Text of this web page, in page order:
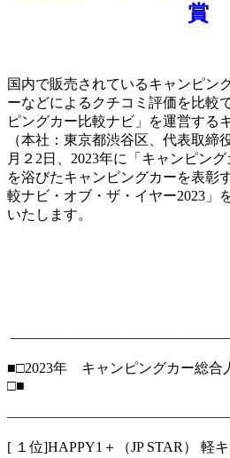
賞
国内で販売されているキャンピン
ーなどによるクチコミ評価を比較
ピングカー比較ナビ」を運営する
（本社：東京都渋谷区、代表取締
月２2日、2023年に「キャンピン
を浴びたキャンピングカーを表彰
較ナビ・オブ・ザ・イヤー2023」
いたします。
■□2023年 キャンピングカー総合
□■
[ １位]HAPPY1＋（JP STAR） 軽